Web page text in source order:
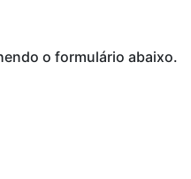
o formulário abaixo.